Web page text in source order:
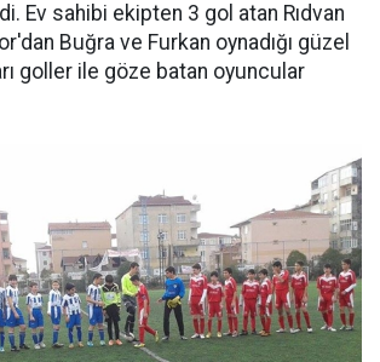
Ev sahibi ekipten 3 gol atan Rıdvan
Buğra ve Furkan oynadığı güzel
goller ile göze batan oyuncular